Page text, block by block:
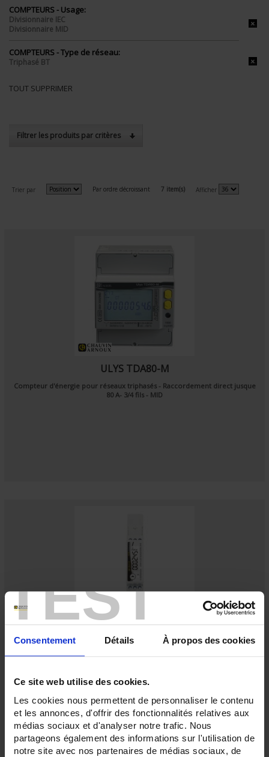
TEST
Consentement Détails À propos des cookies
Ce site web utilise des cookies.
Les cookies nous permettent de personnaliser le contenu
et les annonces, d'offrir des fonctionnalités relatives aux
médias sociaux et d'analyser notre trafic. Nous
partageons également des informations sur l'utilisation de
notre site avec nos partenaires de médias sociaux, de
COMPTEURS - Usage:
Divisionnaire IEC
Divisionnaire MID
COMPTEURS - Type de réseau:
Triphasé BT
TOUT SUPPRIMER
Filtrer les produits par critères
Trier par Par ordre décroissant 7 item(s) Afficher
ULYS TDA80-M
Compteur d'énergie pour réseaux triphasés - Raccordement direct jusque
80 A- 3/4 fils - MID
ULYS EV
Compteurs d'énergie pour infrastructure de recharge pour véhicule